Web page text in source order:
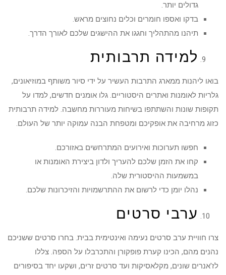
גדולים יותר.
בדקו ואספו חומרים וכלים נחוצים מראש.
תיהנו מהתהליך וחגגו את ההישגים שלכם לאורך הדרך.
למידה תרבותית
בואו ליהנות ממארג התרבות העשיר על ידי סיור משותף במוזיאונים,
גלריות לאומנות ואתרים היסטוריים. גלו אומנים חדשים, למדו על
תקופות שונות והשתתפו בשיחות מעוררות מחשבה. למידה תרבותית
כזוג מרחיבה את אופקיכם ומטפחת הבנה עמוקה יותר של העולם.
חפשו תערוכות ואירועים המתרחשים באזורכם.
קחו את הזמן שלכם להעריך ולדון ביצירת האומנות או
במשמעות ההיסטורית שלה.
נהלו יומן כדי לרשום את ההתרשמויות והזיכרונות שלכם.
ערבי סרטים
צרו חוויית ערב סרטים נעימה ואינטימית בבית. בחרו סרטים ששניכם
נהנים מהם, הכינו קערת פופקורן והתכרבלו על הספה. צללו
לז'אנרים שונים, מקלאסיקות ועד סרטים זרים, ושקעו יחד בסיפורים